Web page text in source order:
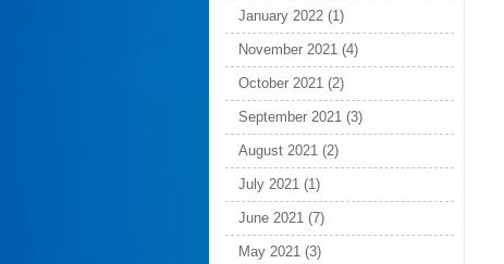
January 2022 (1)
November 2021 (4)
October 2021 (2)
September 2021 (3)
August 2021 (2)
July 2021 (1)
June 2021 (7)
May 2021 (3)